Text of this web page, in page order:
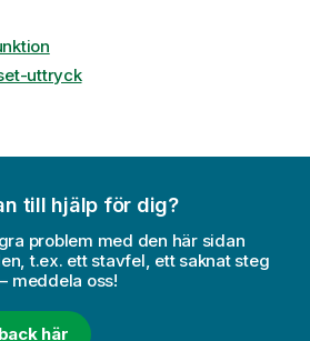
uttryck
till hjälp för dig?
problem med den här sidan
t.ex. ett stavfel, ett saknat steg
meddela oss!
här